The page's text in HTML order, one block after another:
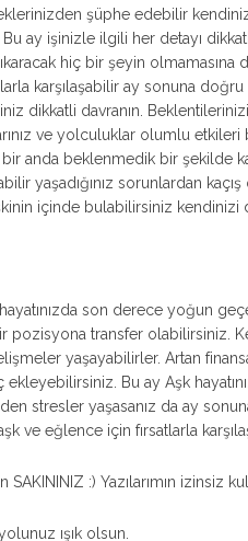
şüphe edebilir
ay işinizle ilgili her detayı
hiç bir şeyin olmamasına
karşılaşabilir ay sonuna
dikkatli davranın.
ve yolculuklar olumlu
anda beklenmedik bir şekilde
yaşadığınız sorunlardan
içinde bulabilirsiniz kendinizi
son derece yoğun
pozisyona transfer olabilirsiniz.
yaşayabilirler. Artan
ekleyebilirsiniz. Bu ay Aşk
stresler yaşasanız da ay
ve eğlence için fırsatlarla
SAKININIZ :) Yazılarımın izinsiz
ışık olsun.